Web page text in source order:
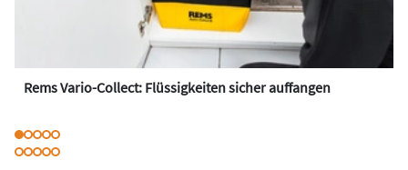
Rems Vario-Collect: Flüssigkeiten sicher auffangen